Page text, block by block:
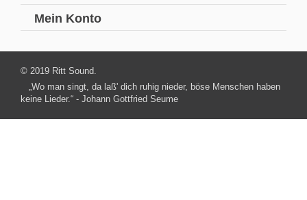
Mein Konto
© 2019 Ritt Sound.
„Wo man singt, da laß' dich ruhig nieder, böse Menschen haben
keine Lieder.“ - Johann Gottfried Seume